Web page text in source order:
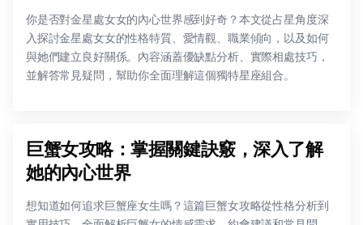
你是否對金星處女女的內心世界感到好奇？本文從占星角度深
入探討金星處女女的性格特質、愛情觀、職業傾向，以及如何
與她們建立良好關係。內容涵蓋優缺點分析、實際相處技巧，
並解答常見疑問，幫助你全面理解這個獨特星座組合。
巨蟹女攻略：掌握關鍵訣竅，深入了解
她的內心世界
想知道如何追求巨蟹座女生嗎？這篇巨蟹女攻略從性格分析到